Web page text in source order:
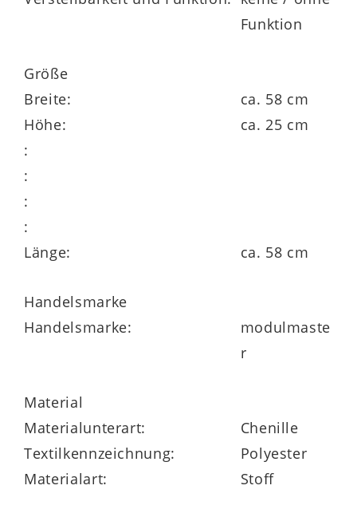
Made in Europe
Funktion
Größe
Breite:
ca. 58 cm
Höhe:
ca. 25 cm
:
:
:
:
Länge:
ca. 58 cm
Handelsmarke
Handelsmarke:
modulmaste
r
Material
Materialunterart:
Chenille
Textilkennzeichnung:
Polyester
Materialart:
Stoff